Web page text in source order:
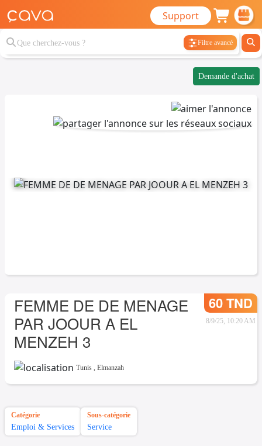
Support
Filtre avancé
Demande d'achat
FEMME DE DE MENAGE
PAR JOOUR A EL
MENZEH 3
60 TND
8/9/25, 10:20 AM
Tunis , Elmanzah
Catégorie
Emploi & Services
Sous-catégorie
Service